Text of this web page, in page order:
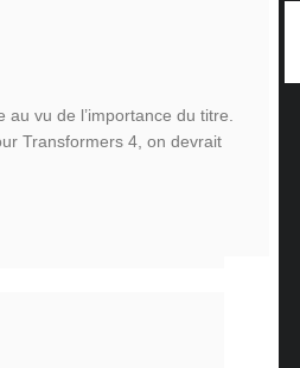
au vu de l’importance du titre.
Transformers 4, on devrait